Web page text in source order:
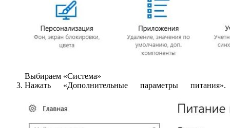
Выбираем «Система»
Нажать «Дополнительные параметры питания».